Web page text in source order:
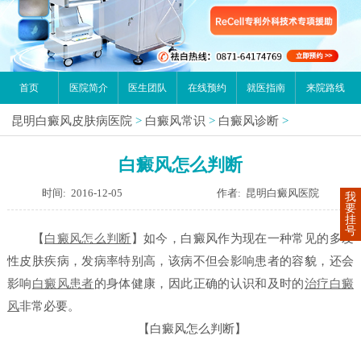
首页 医院简介 医生团队 在线预约 就医指南 来院路线
昆明白癜风皮肤病医院 > 白癜风常识 > 白癜风诊断 >
白癜风怎么判断
时间: 2016-12-05 作者: 昆明白癜风医院
【 白癜风怎么判断 】如今，白癜风作为现在一种常见的多发
性皮肤疾病，发病率特别高，该病不但会影响患者的容貌，还会
影响白癜风患者的身体健康，因此正确的认识和及时的治疗白癜
风非常必要。
【白癜风怎么判断】
我
要
挂
号